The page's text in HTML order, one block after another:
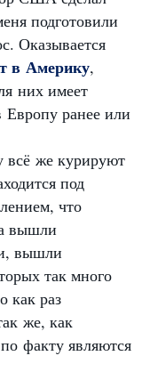
подготовили
Оказывается
в Америку,
них имеет
ранее или
всё же курируют
под
что
вышли
вышли
так много
как раз
же, как
факту являются